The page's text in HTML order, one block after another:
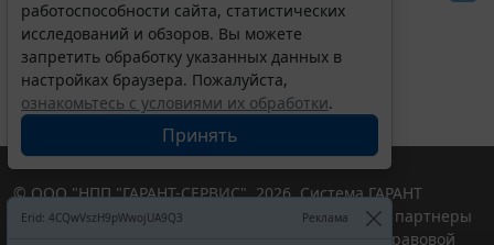
работоспособности сайта, статистических
исследований и обзоров. Вы можете
запретить обработку указанных данных в
настройках браузера. Пожалуйста,
ознакомьтесь с условиями их обработки.
Принять
Erid: 4CQwVszH9pWwojUA9Q3 Реклама
© ООО "НПП "ГАРАНТ-СЕРВИС", 2026. Система ГАРАНТ
выпускается с 1990 года. Компания "Гарант" и ее партнеры
являются участниками Российской ассоциации правовой